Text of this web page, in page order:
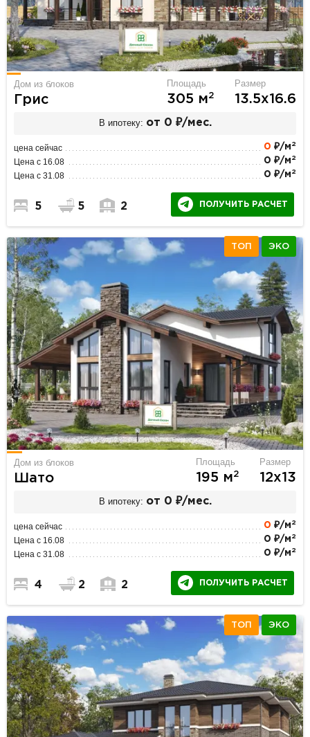
Дом из блоков
Грис
Площадь
305 м2
Размер
13.5х16.6
В ипотеку: от 0 ₽/мес.
цена сейчас 0 ₽/м 2
Цена с 16.08 0 ₽/м 2
Цена с 31.08 0 ₽/м 2
5 5 2 ПОЛУЧИТЬ РАСЧЕТ
ТОП ЭКО
Дом из блоков
Шато
Площадь
195 м2
Размер
12х13
В ипотеку: от 0 ₽/мес.
цена сейчас 0 ₽/м 2
Цена с 16.08 0 ₽/м 2
Цена с 31.08 0 ₽/м 2
4 2 2 ПОЛУЧИТЬ РАСЧЕТ
ТОП ЭКО